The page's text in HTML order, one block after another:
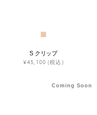
S クリップ
¥45,100 (税込)
Coming Soon